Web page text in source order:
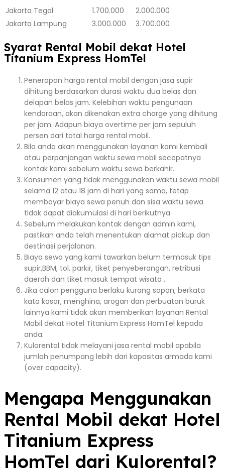
Jakarta Tegal 1.700.000
2.000.000
Jakarta Lampung 3.000.000 3.700.000
Syarat Rental Mobil dekat Hotel
Titanium Express HomTel
Penerapan harga rental mobil dengan jasa supir
dihitung berdasarkan durasi waktu dua belas dan
delapan belas jam. Kelebihan waktu pengunaan
kendaraan, akan dikenakan extra charge yang dihitung
per jam. Adapun biaya overtime per jam sepuluh
persen dari total harga rental mobil.
Bila anda akan menggunakan layanan kami kembali
atau perpanjangan waktu sewa mobil secepatnya
kontak kami sebelum waktu sewa berkahir.
Konsumen yang tidak menggunakan waktu sewa mobil
selama 12 atau 18 jam di hari yang sama, tetap
membayar biaya sewa penuh dan sisa waktu sewa
tidak dapat diakumulasi di hari berikutnya.
Sebelum melakukan kontak dengan admin kami,
pastikan anda telah menentukan alamat pickup dan
destinasi perjalanan.
Biaya sewa yang kami tawarkan belum termasuk tips
supir,BBM, tol, parkir, tiket penyeberangan, retribusi
daerah dan tiket masuk tempat wisata .
Jika calon pengguna berlaku kurang sopan, berkata
kata kasar, menghina, arogan dan perbuatan buruk
lainnya kami tidak akan memberikan layanan Rental
Mobil dekat Hotel Titanium Express HomTel kepada
anda.
Kulorental tidak melayani jasa rental mobil apabila
jumlah penumpang lebih dari kapasitas armada kami
(over capacity).
Mengapa Menggunakan
Rental Mobil dekat Hotel
Titanium Express
HomTel dari Kulorental?